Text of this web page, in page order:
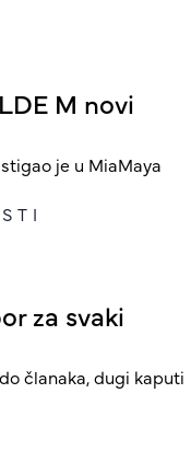
M novi
je u MiaMaya
za svaki
članaka, dugi kaputi